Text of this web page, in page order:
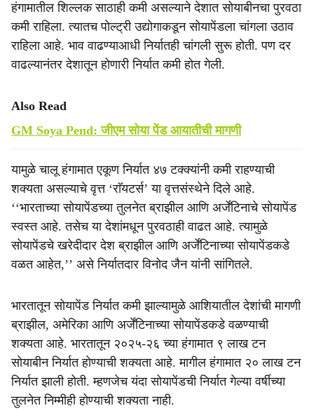
हंगामातील शिल्लक साठाही कमी असल्याने देशात सोयाबीनचा पुरवठा
कमी राहिला. त्यातच पोल्ट्री उद्योगाकडून सोयापेंडला चांगला उठाव
राहिला आहे. भाव वाढण्याआधी निर्यातही चांगली सुरू होती. पण दर
वाढल्यानंतर देशातून होणारी निर्यात कमी होत गेली.
Also Read
GM Soya Pend: जीएम सोया पेंड आयातीची मागणी
यामुळे चालू हंगामात एकूण निर्यात ४७ टक्क्यांनी कमी राहण्याची
शक्यता असल्याचे वृत्त ‘राॅयटर्स’ या वृत्तसंस्थेने दिले आहे.
‘‘भारताच्या सोयापेंडच्या तुलनेत ब्राझील आणि अर्जेंटिनाचे सोयापेंड
स्वस्त आहे. तसेच या देशांमधून पुरवठाही वाढत आहे. त्यामुळे
सोयापेंडचे खरेदीदार देश ब्राझील आणि अर्जेंटिनाच्या सोयापेंडकडे
वळत आहेत,’’ असे निर्यातदार विनोद जैन यांनी सांगितले.
भारतातून सोयापेंड निर्यात कमी झाल्यामुळे आशियातील देशांची मागणी
ब्राझील, अमेरिका आणि अर्जेंटिनाच्या सोयापेंडकडे वळण्याची
शक्यता आहे. भारतातून २०२५-२६ च्या हंगामात ९ लाख टन
सोयाबीन निर्यात होण्याची शक्यता आहे. मागील हंगामात २० लाख टन
निर्यात झाली होती. म्हणजेच यंदा सोयापेंडची निर्यात गेल्या वर्षीच्या
तुलनेत निम्मीही होण्याची शक्यता नाही.